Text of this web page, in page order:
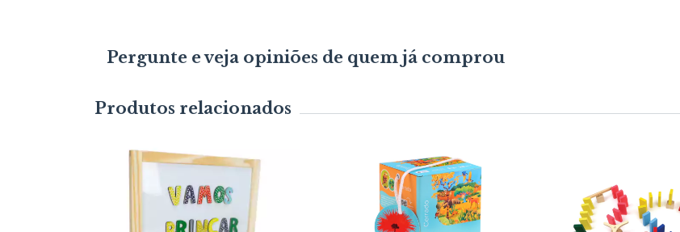
Pergunte e veja opiniões de quem já comprou
Produtos relacionados